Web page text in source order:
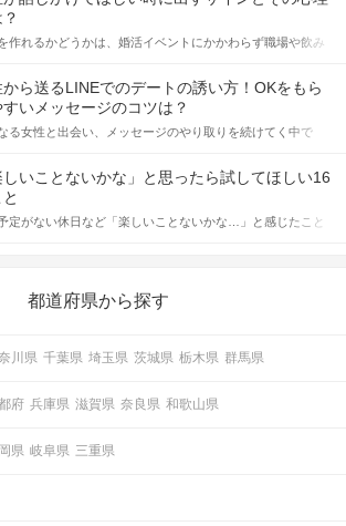
作れるかどうかは、婚活イベントにかかわらず職場や飲み
ローチできるかにも左右されます。 これから恋人作りを本
始めようとしている方は、女性が異性を求めて出すサイン
かりと理解し、正しい行動に移せるかどうかが重要。 この
は、女性が話しかけて欲しい時に出すサインとその心理を
どのような行動に繋げるべきかをご紹介していきます。
から送るLINEでのデートの誘い方！OKをもら
すいメッセージのコツは？
る女性と出会い、メッセージのやり取りを続けてく中で
し、中には「どう誘ったらいいの？」とお困りの男性もいら
ゃるのではないでしょうか。 そこで今回は、男性から女性へ
でのデートの誘い方のコツをご紹介します。例文も混じ
ら解説するので、ぜひ参考にしてください。
しいことないかな」と思ったら試してほしい16
定がない休日など「楽しいことないかな…」と感じたこと
しいことアイデアを集めました♪ いままさに楽しいことを探し
都道府県から探す
川県 千葉県 埼玉県 茨城県 栃木県 群馬県
府 兵庫県 滋賀県 奈良県 和歌山県
県 岐阜県 三重県